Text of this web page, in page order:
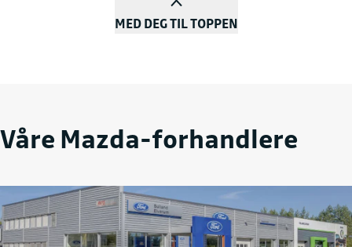
MED DEG TIL TOPPEN
Våre Mazda-forhandlere